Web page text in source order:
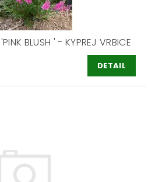
BLUSH ' - KYPREJ VRBICE
DETAIL